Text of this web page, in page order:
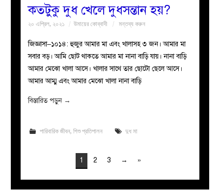
কতটুকু দুধ খেলে দুধসন্তান হয়?
২০ এপ্রিল, ২০২১ উমায়ের কোব্বাদী মন্তব্য করুন
জিজ্ঞাসা–১০১৪: হুজুর আমার মা এবং খালাসহ ৩ জন। আমার মা
সবার বড়। আমি ছোট থাকতে আমার মা নানা বাড়ি যায়। নানা বাড়ি
আমার মেঝো খালা আসে। খালার সাথে তার ছোটো ছেলে আসে।
আমার আম্মু এবং আমার মেঝো খালা নানা বাড়ি
বিস্তারিত পড়ুন →
পারিবারিক জীবন, শিশু প্রতিপালন দুধ মা
1 2 3 → »